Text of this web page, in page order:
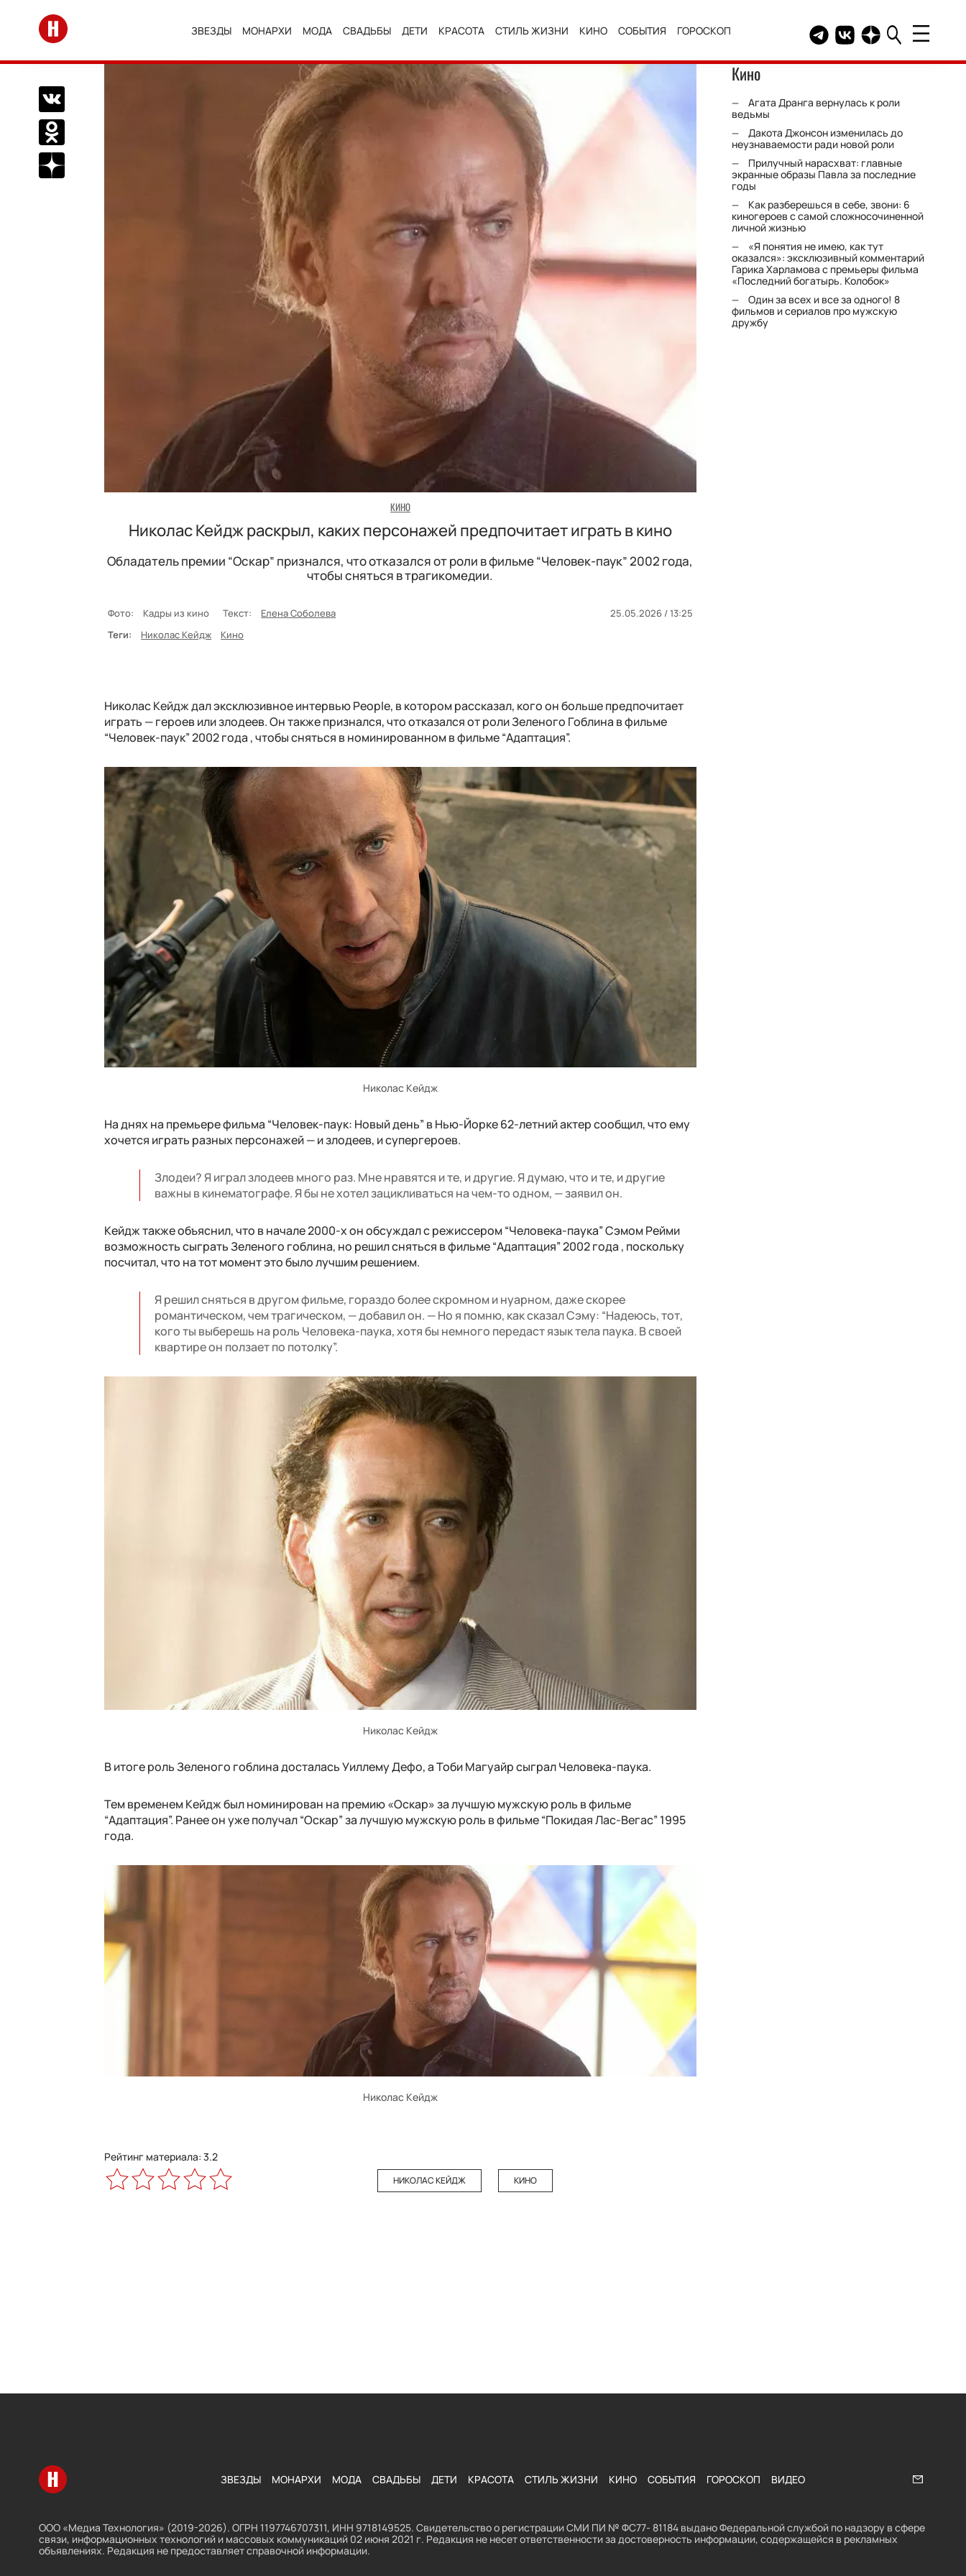
Перейти на главную
ЗВЕЗДЫ МОНАРХИ МОДА СВАДЬБЫ ДЕТИ КРАСОТА СТИЛЬ ЖИЗНИ КИНО СОБЫТИЯ ГОРОСКОП Telegram канал HELLO
Группа HELLO
Канал HELLO в
Поделиться Вконтакте
Поделиться в Одноклассниках
Подписаться на нас в Дзен
КИНО
Николас Кейдж раскрыл, каких персонажей предпочитает играть в кино
Обладатель премии “Оскар” признался, что отказался от роли в фильме “Человек-паук” 2002 года,
чтобы сняться в трагикомедии.
Фото: Кадры из кино Текст: Елена Соболева
25.05.2026 / 13:25
Теги:
Николас Кейдж Кино
Николас Кейдж дал эксклюзивное интервью People, в котором рассказал, кого он больше предпочитает
играть — героев или злодеев. Он также признался, что отказался от роли Зеленого Гоблина в фильме
“Человек-паук” 2002 года , чтобы сняться в номинированном в фильме “Адаптация”.
Николас Кейдж
На днях на премьере фильма “Человек-паук: Новый день” в Нью-Йорке 62-летний актер сообщил, что ему
хочется играть разных персонажей — и злодеев, и супергероев.
Злодеи? Я играл злодеев много раз. Мне нравятся и те, и другие. Я думаю, что и те, и другие
важны в кинематографе. Я бы не хотел зацикливаться на чем-то одном, — заявил он.
Кейдж также объяснил, что в начале 2000-х он обсуждал с режиссером “Человека-паука” Сэмом Рейми
возможность сыграть Зеленого гоблина, но решил сняться в фильме “Адаптация” 2002 года , поскольку
посчитал, что на тот момент это было лучшим решением.
Я решил сняться в другом фильме, гораздо более скромном и нуарном, даже скорее
романтическом, чем трагическом, — добавил он. — Но я помню, как сказал Сэму: “Надеюсь, тот,
кого ты выберешь на роль Человека-паука, хотя бы немного передаст язык тела паука. В своей
квартире он ползает по потолку”.
Николас Кейдж
В итоге роль Зеленого гоблина досталась Уиллему Дефо, а Тоби Магуайр сыграл Человека-паука.
Тем временем Кейдж был номинирован на премию «Оскар» за лучшую мужскую роль в фильме
“Адаптация”. Ранее он уже получал “Оскар” за лучшую мужскую роль в фильме “Покидая Лас-Вегас” 1995
года.
Николас Кейдж
Рейтинг материала: 3.2
НИКОЛАС КЕЙДЖ КИНО
Кино
Агата Дранга вернулась к роли
ведьмы
Дакота Джонсон изменилась до
неузнаваемости ради новой роли
Прилучный нарасхват: главные
экранные образы Павла за последние
годы
Как разберешься в себе, звони: 6
киногероев с самой сложносочиненной
личной жизнью
«Я понятия не имею, как тут
оказался»: эксклюзивный комментарий
Гарика Харламова с премьеры фильма
«Последний богатырь. Колобок»
Один за всех и все за одного! 8
фильмов и сериалов про мужскую
дружбу
Перейти на главную ЗВЕЗДЫ МОНАРХИ МОДА СВАДЬБЫ ДЕТИ КРАСОТА СТИЛЬ ЖИЗНИ КИНО СОБЫТИЯ ГОРОСКОП ВИДЕО
ООО «Медиа Технология» (2019-2026). ОГРН 1197746707311, ИНН 9718149525. Свидетельство о регистрации СМИ ПИ № ФС77- 81184 выдано Федеральной службой по надзору в сфере
связи, информационных технологий и массовых коммуникаций 02 июня 2021 г. Редакция не несет ответственности за достоверность информации, содержащейся в рекламных
объявлениях. Редакция не предоставляет справочной информации.